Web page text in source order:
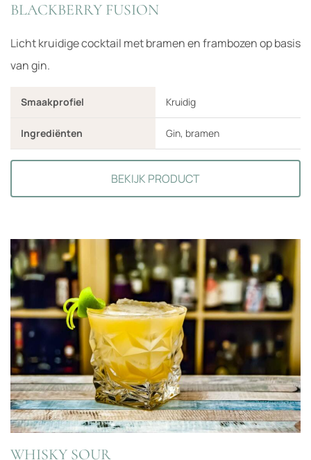
BLACKBERRY FUSION
Licht kruidige cocktail met bramen en frambozen op basis
van gin.
Smaakprofiel Kruidig
Ingrediënten Gin, bramen
BEKIJK PRODUCT
WHISKY SOUR